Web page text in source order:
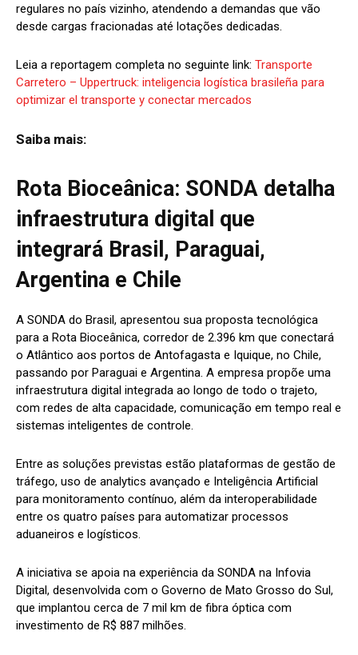
regulares no país vizinho, atendendo a demandas que vão
desde cargas fracionadas até lotações dedicadas.
Leia a reportagem completa no seguinte link: Transporte
Carretero – Uppertruck: inteligencia logística brasileña para
optimizar el transporte y conectar mercados
Saiba mais:
Rota Bioceânica: SONDA detalha
infraestrutura digital que
integrará Brasil, Paraguai,
Argentina e Chile
A SONDA do Brasil, apresentou sua proposta tecnológica
para a Rota Bioceânica, corredor de 2.396 km que conectará
o Atlântico aos portos de Antofagasta e Iquique, no Chile,
passando por Paraguai e Argentina. A empresa propõe uma
infraestrutura digital integrada ao longo de todo o trajeto,
com redes de alta capacidade, comunicação em tempo real e
sistemas inteligentes de controle.
Entre as soluções previstas estão plataformas de gestão de
tráfego, uso de analytics avançado e Inteligência Artificial
para monitoramento contínuo, além da interoperabilidade
entre os quatro países para automatizar processos
aduaneiros e logísticos.
A iniciativa se apoia na experiência da SONDA na Infovia
Digital, desenvolvida com o Governo de Mato Grosso do Sul,
que implantou cerca de 7 mil km de fibra óptica com
investimento de R$ 887 milhões.